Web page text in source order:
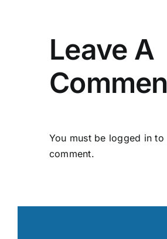
Leave A
You must be logged in to
comment.